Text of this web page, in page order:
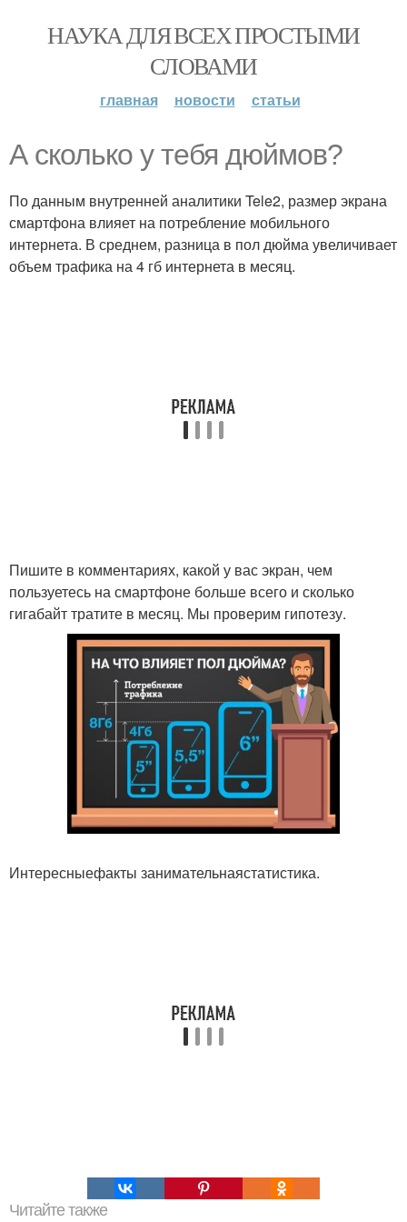
НАУКА ДЛЯ ВСЕХ ПРОСТЫМИ
СЛОВАМИ
главная новости статьи
А сколько у тебя дюймов?
По данным внутренней аналитики Tele2, размер экрана
смартфона влияет на потребление мобильного
интернета. В среднем, разница в пол дюйма увеличивает
объем трафика на 4 гб интернета в месяц.
Пишите в комментариях, какой у вас экран, чем
пользуетесь на смартфоне больше всего и сколько
гигабайт тратите в месяц. Мы проверим гипотезу.
Интересныефакты занимательнаястатистика.
Читайте также